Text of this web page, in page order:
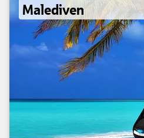
Malediven